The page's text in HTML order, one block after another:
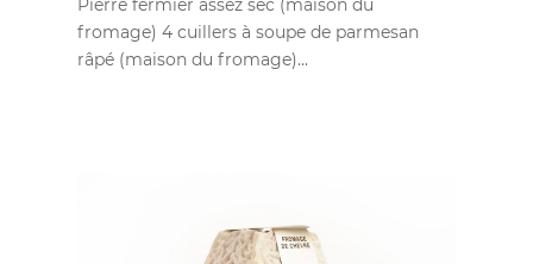
Pierre fermier assez sec (maison du
fromage) 4 cuillers à soupe de parmesan
râpé (maison du fromage)...